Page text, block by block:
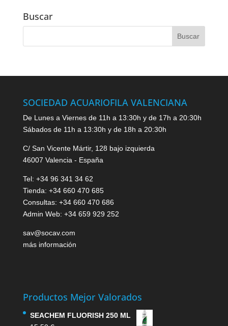
Buscar
SOCIEDAD ACUARIOFILA VALENCIANA
De Lunes a Viernes de 11h a 13:30h y de 17h a 20:30h
Sábados de 11h a 13:30h y de 18h a 20:30h
C/ San Vicente Mártir, 128 bajo izquierda
46007 Valencia - España
Tel: +34 96 341 34 62
Tienda: +34 660 470 685
Consultas: +34 660 470 686
Admin Web: +34 659 929 252
sav@socav.com
más información
Productos Mejor Valorados
SEACHEM FLUORISH 250 ML